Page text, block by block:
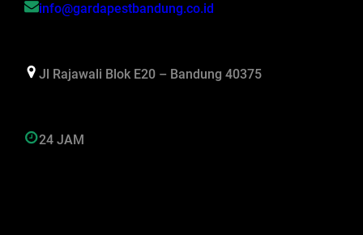
info@gardapestbandung.co.id
Jl Rajawali Blok E20 – Bandung 40375
24 JAM